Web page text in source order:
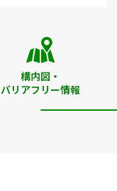
構内図・
バリアフリー情報